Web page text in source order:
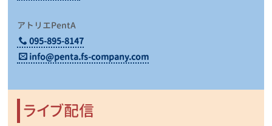
アトリエPentA
095-895-8147
info@penta.fs-company.com
ライブ配信